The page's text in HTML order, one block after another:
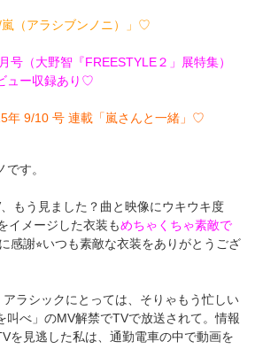
（アラシブンノニ）」♡
（大野智『FREESTYLE２」展特集）
ュー収録あり♡
年 9/10 号 連載「嵐さんと一緒」♡
す。
もう見ました？曲と映像にウキウキ度
イメージした衣装もめちゃくちゃ素敵で
感謝⭐︎いつも素敵な衣装をありがとうござ
ラシックにとっては、そりゃもう忙しい
叫べ」のMV解禁でTVで放送されて。情報
を見逃した私は、通勤電車の中で動画を